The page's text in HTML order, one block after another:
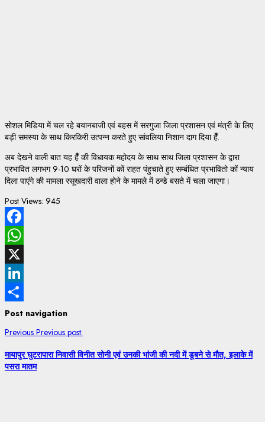
सोशल मिडिया में चल रहे बयानबाजी एवं बहस में सरगुजा जिला प्रशासन एवं मंत्री के लिए
बड़ी समस्या के साथ किरकिरी उत्पन्न करते हुए सांवलिया निशान दाग दिया हैँ.
अब देखने वाली बात यह हैँ की विधायक महोदय के साथ साथ जिला प्रशासन के द्वारा
प्रभावित लगभग 9-10 घरों के परिजनों कों राहत पंहुचाते हुए सम्बंधित प्रभावितो कों न्याय
दिला पाएंगे की मामला रसूखदारी वाला होने के मामले में ठन्डे बसते में चला जाएगा।
Post Views: 945
Facebook
WhatsApp
X
LinkedIn
Share
Post navigation
Previous Previous post:
मायापुर घुटरापारा निवासी विनीत सोनी एवं उनकी भांजी की नदी में डूबने से मौत, इलाके में
पसरा मातम